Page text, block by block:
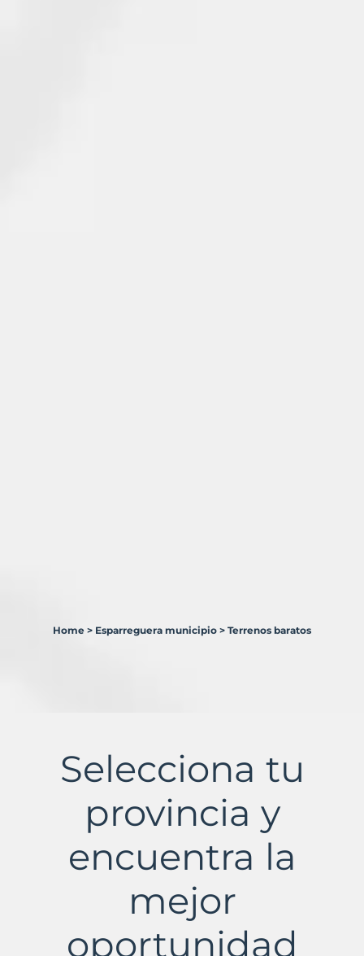
Murbalands
Home > Esparreguera municipio > Terrenos baratos
Selecciona tu
provincia y
encuentra la
mejor
oportunidad